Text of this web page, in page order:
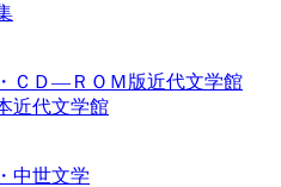
ＣＤ―ＲＯＭ版近代文学館
近代文学館
中世文学